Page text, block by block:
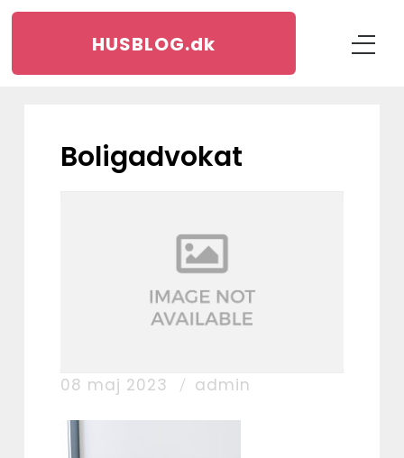
HUSBLOG.dk
boligadvokat
08 maj 2023 admin